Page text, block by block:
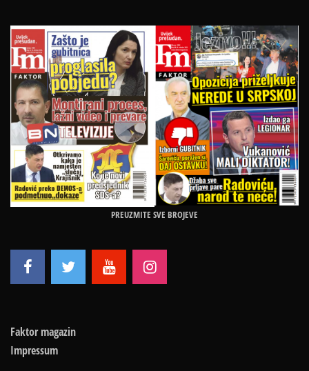
PREUZMITE SVE BROJEVE
Faktor magazin
Impressum